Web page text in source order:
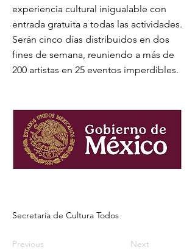
experiencia cultural inigualable con
entrada gratuita a todas las actividades.
Serán cinco días distribuidos en dos
fines de semana, reuniendo a más de
200 artistas en 25 eventos imperdibles.
Secretaría de Cultura Todos
Previous Next